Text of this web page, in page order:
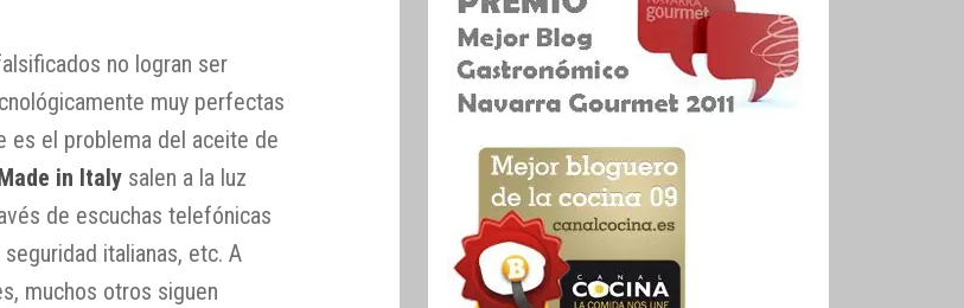
no logran ser
muy perfectas
es el problema del aceite de
in Italy salen a la luz
de escuchas telefónicas
italianas, etc. A
muchos otros siguen